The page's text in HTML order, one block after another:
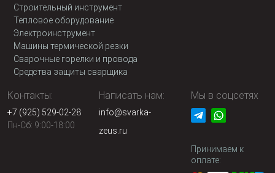
Строительный инструмент
Тепловое оборудование
Электроинструмент
Машины термической резки
Сварочные горелки и провода
Средства защиты сварщика
Контакты:
+7 (925) 529-02-28
Пн-Сб: 9:00-18:00
Написать нам:
info@svarka-
zeus.ru
Мы в соцсетях
Принимаем к
оплате: